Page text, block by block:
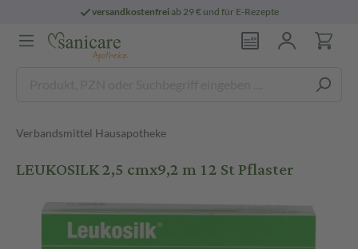
versandkostenfreiab 29 € und für E-Rezepte
Verbandsmittel Hausapotheke
LEUKOSILK 2,5 cmx9,2 m 12 St Pflaster